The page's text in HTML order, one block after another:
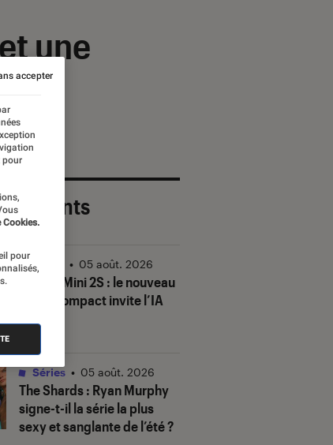
une
récents
DJI Mic Mini 2S : le nouveau
micro compact invite l’IA
Vidéo • 05 août. 2026
The Shards: Ryan Murphy
signe-t-il la série la plus
sexy et sanglante de l’été ?
Séries • 05 août. 2026
pour
Cookies.
pour
accepter